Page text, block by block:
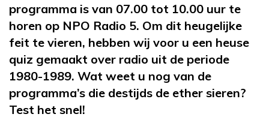
programma is van 07.00 tot 10.00 uur te
horen op NPO Radio 5. Om dit heugelijke
feit te vieren, hebben wij voor u een heuse
quiz gemaakt over radio uit de periode
1980-1989. Wat weet u nog van de
programma’s die destijds de ether sieren?
Test het snel!